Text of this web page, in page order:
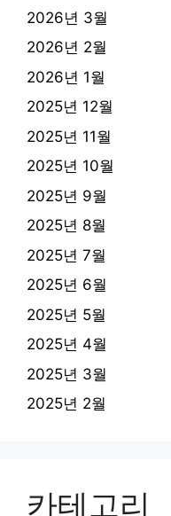
2026년 3월
2026년 2월
2026년 1월
2025년 12월
2025년 11월
2025년 10월
2025년 9월
2025년 8월
2025년 7월
2025년 6월
2025년 5월
2025년 4월
2025년 3월
2025년 2월
카테고리